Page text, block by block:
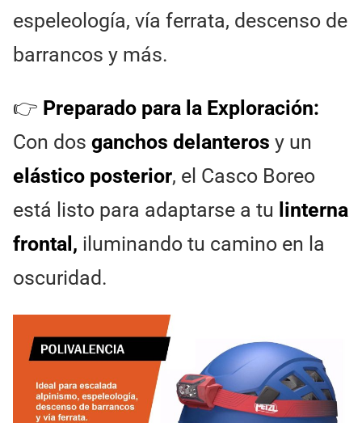
espeleología, vía ferrata, descenso de
barrancos y más.
👉 Preparado para la Exploración:
Con dos ganchos delanteros y un
elástico posterior, el Casco Boreo
está listo para adaptarse a tu linterna
frontal, iluminando tu camino en la
oscuridad.